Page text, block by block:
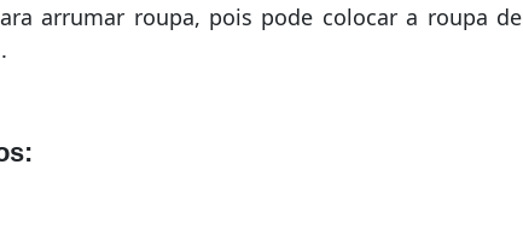
arrumar roupa, pois pode colocar a roupa de